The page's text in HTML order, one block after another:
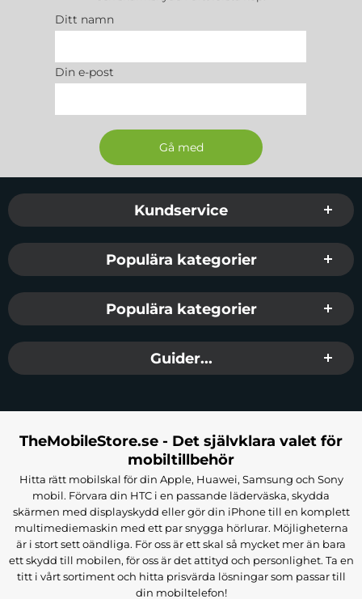
Ditt namn
Din e-post
Sidfot Blandad info och länkar
Kundservice
Populära kategorier
Populära kategorier
Guider...
TheMobileStore.se - Det självklara valet för
mobiltillbehör
Hitta rätt mobilskal för din Apple, Huawei, Samsung och Sony
mobil. Förvara din HTC i en passande läderväska, skydda
skärmen med displayskydd eller gör din iPhone till en komplett
multimediemaskin med ett par snygga hörlurar. Möjligheterna
är i stort sett oändliga. För oss är ett skal så mycket mer än bara
ett skydd till mobilen, för oss är det attityd och personlighet. Ta en
titt i vårt sortiment och hitta prisvärda lösningar som passar till
din mobiltelefon!